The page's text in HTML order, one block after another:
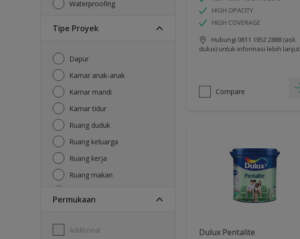
Waterproofing
Tipe Proyek
Dapur
Kamar anak-anak
Kamar mandi
Kamar tidur
Ruang duduk
Ruang keluarga
Ruang kerja
Ruang makan
Permukaan
Additional
HIGH OPACITY
HIGH COVERAGE
Hubungi 0811 1952 2888 (ask
dulux) untuk informasi lebih lanjut
Compare
Dulux Pentalite